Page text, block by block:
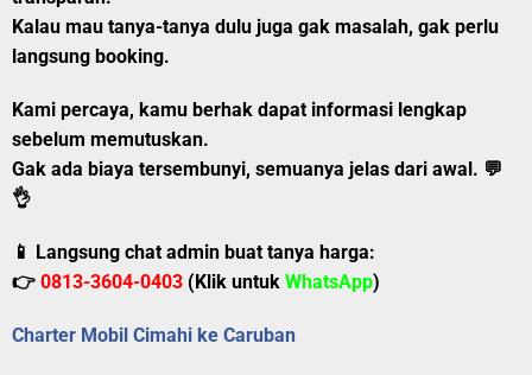
Kalau mau tanya-tanya dulu juga gak masalah, gak perlu
langsung booking.
Kami percaya, kamu berhak dapat informasi lengkap
sebelum memutuskan.
Gak ada biaya tersembunyi, semuanya jelas dari awal. 💬
👌
📱 Langsung chat admin buat tanya harga:
👉 0813-3604-0403 (Klik untuk WhatsApp)
Charter Mobil Cimahi ke Caruban